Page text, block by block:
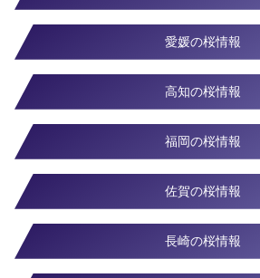
愛媛の桜情報
高知の桜情報
福岡の桜情報
佐賀の桜情報
長崎の桜情報